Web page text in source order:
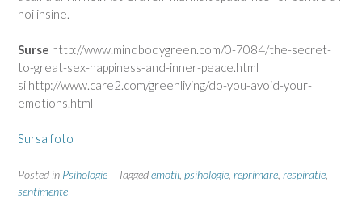
noi insine.
Surse http://www.mindbodygreen.com/0-7084/the-secret-
to-great-sex-happiness-and-inner-peace.html
si http://www.care2.com/greenliving/do-you-avoid-your-
emotions.html
Sursa foto
Posted in Psihologie Taggedemotii psihologie reprimare respiratie
sentimente